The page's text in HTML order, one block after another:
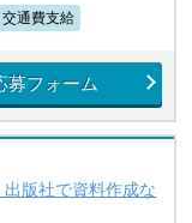
交通費支給
募フォーム
版社で資料作成な